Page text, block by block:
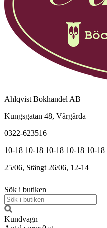
Ahlqvist Bokhandel AB
Kungsgatan 48, Vårgårda
0322-623516
10-18 10-18 10-18 10-18 10-18
25/06, Stängt 26/06, 12-14
Sök i butiken
Kundvagn